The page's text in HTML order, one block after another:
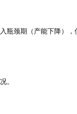
瓶颈期（产能下降），
。